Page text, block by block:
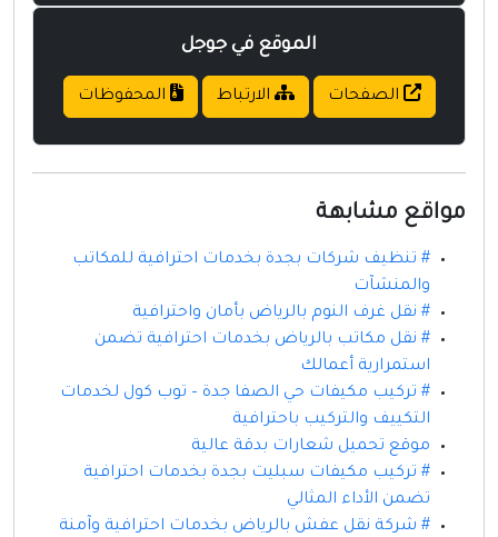
الموقع في جوجل
الصفحات الارتباط المحفوظات
مواقع مشابهة
# تنظيف شركات بجدة بخدمات احترافية للمكاتب
والمنشآت
# نقل غرف النوم بالرياض بأمان واحترافية
# نقل مكاتب بالرياض بخدمات احترافية تضمن
استمرارية أعمالك
# تركيب مكيفات حي الصفا جدة – توب كول لخدمات
التكييف والتركيب باحترافية
موقع تحميل شعارات بدقة عالية
# تركيب مكيفات سبليت بجدة بخدمات احترافية
تضمن الأداء المثالي
# شركة نقل عفش بالرياض بخدمات احترافية وآمنة